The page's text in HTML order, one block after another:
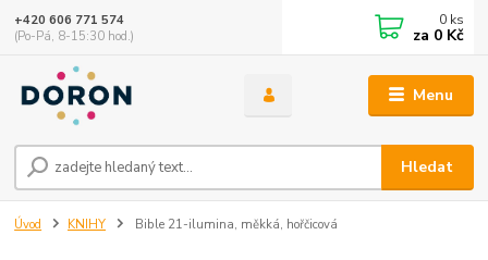
Menu
Hledat
+420 606 771 574
(Po-Pá, 8-15:30 hod.)
0 ks
za 0 Kč
Úvod KNIHY Bible 21-ilumina, měkká, hořčicová